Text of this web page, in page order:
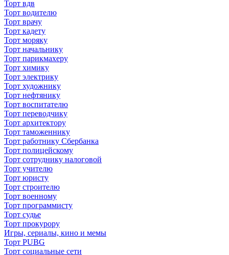
Торт вдв
Торт водителю
Торт врачу
Торт кадету
Торт моряку
Торт начальнику
Торт парикмахеру
Торт химику
Торт электрику
Торт художнику
Торт нефтянику
Торт воспитателю
Торт переводчику
Торт архитектору
Торт таможеннику
Торт работнику Сбербанка
Торт полицейскому
Торт сотруднику налоговой
Торт учителю
Торт юристу
Торт строителю
Торт военному
Торт программисту
Торт судье
Торт прокурору
Игры, сериалы, кино и мемы
Торт PUBG
Торт социальные сети